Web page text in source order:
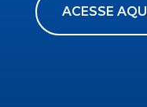
ACESSE AQUI